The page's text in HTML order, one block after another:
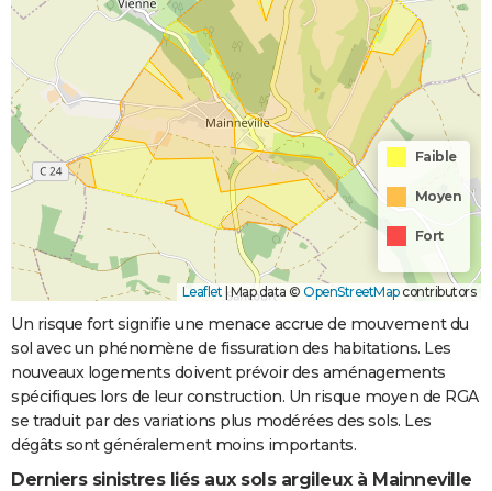
Faible
Moyen
Fort
Leaflet |Map data © OpenStreetMapcontributors
Un risque fort signifie une menace accrue de mouvement du
sol avec un phénomène de fissuration des habitations. Les
nouveaux logements doivent prévoir des aménagements
spécifiques lors de leur construction. Un risque moyen de RGA
se traduit par des variations plus modérées des sols. Les
dégâts sont généralement moins importants.
Derniers sinistres liés aux sols argileux à Mainneville